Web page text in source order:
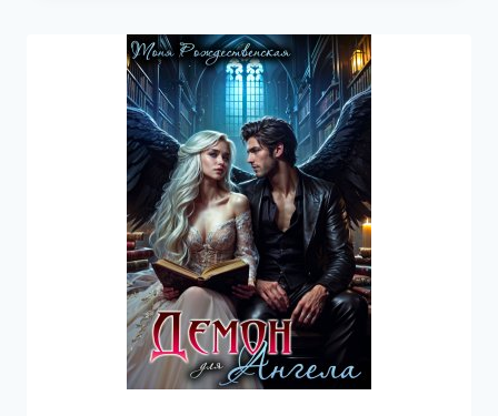
—
ТОНЯ
РОЖДЕСТВЕНСКАЯ